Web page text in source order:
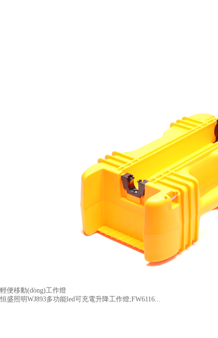
輕便移動(dòng)工作燈
恒盛照明WJ893多功能led可充電升降工作燈;FW6116...